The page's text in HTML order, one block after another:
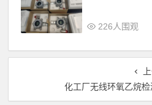
226人围观
化工厂无线环氧乙烷